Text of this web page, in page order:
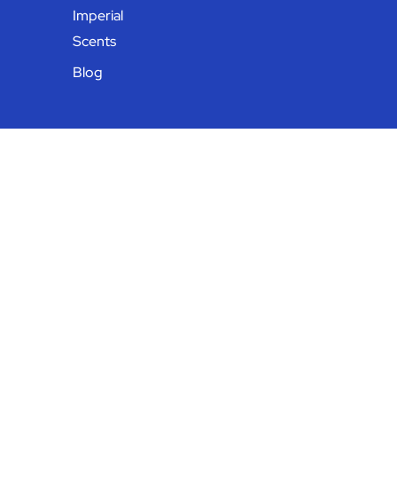
Imperial
Scents
Blog